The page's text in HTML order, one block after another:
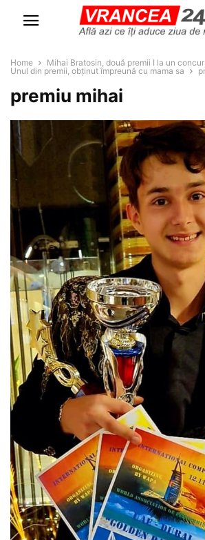
Home
Mihai Bratosin, două premii I la un
Unul din premii, obținut împreună cu mama sa
premiu mihai